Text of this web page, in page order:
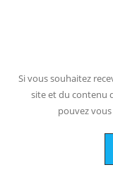
Si vous souhaitez
site et du contenu
pouvez